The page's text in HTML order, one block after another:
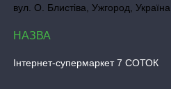
вул. О. Блистіва, Ужгород, Україна
Інтернет-супермаркет 7 СОТОК